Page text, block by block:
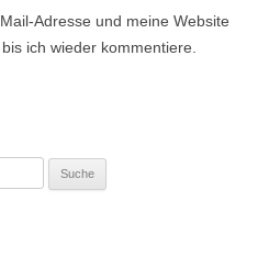
Adresse und meine Website
ich wieder kommentiere.